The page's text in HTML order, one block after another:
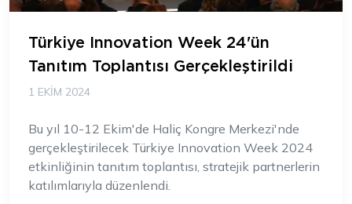
Türkiye Innovation Week 24'ün
Tanıtım Toplantısı Gerçekleştirildi
1 EKIM 2024
Bu yıl 10-12 Ekim'de Haliç Kongre Merkezi'nde
gerçekleştirilecek Türkiye Innovation Week 2024
etkinliğinin tanıtım toplantısı, stratejik partnerlerin
katılımlarıyla düzenlendi.